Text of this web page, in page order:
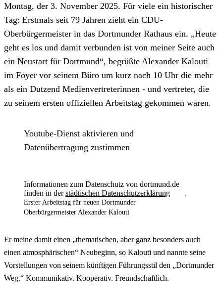
Montag, der 3. November 2025. Für viele ein historischer
Tag: Erstmals seit 79 Jahren zieht ein CDU-
Oberbürgermeister in das Dortmunder Rathaus ein. „Heute
geht es los und damit verbunden ist von meiner Seite auch
ein Neustart für Dortmund“, begrüßte Alexander Kalouti
im Foyer vor seinem Büro um kurz nach 10 Uhr die mehr
als ein Dutzend Medienvertreterinnen - und vertreter, die
zu seinem ersten offiziellen Arbeitstag gekommen waren.
Youtube-Dienst aktivieren und
Datenübertragung zustimmen
Informationen zum Datenschutz von dortmund.de
finden in derstädtischen Datenschutzerklärung .
Erster Arbeitstag für neuen Dortmunder
Oberbürgermeister Alexander Kalouti
Er meine damit einen „thematischen, aber ganz besonders auch
einen atmosphärischen“ Neubeginn, so Kalouti und nannte seine
Vorstellungen von seinem künftigen Führungsstil den „Dortmunder
Weg.“ Kommunikativ. Kooperativ. Freundschaftlich.